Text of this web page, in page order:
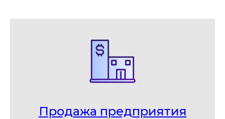
Продажа предприятия